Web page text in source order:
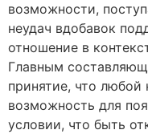
возможности,
неудач вдобавок
отношение в
Главным
принятие, что
возможность для
условии, что быть